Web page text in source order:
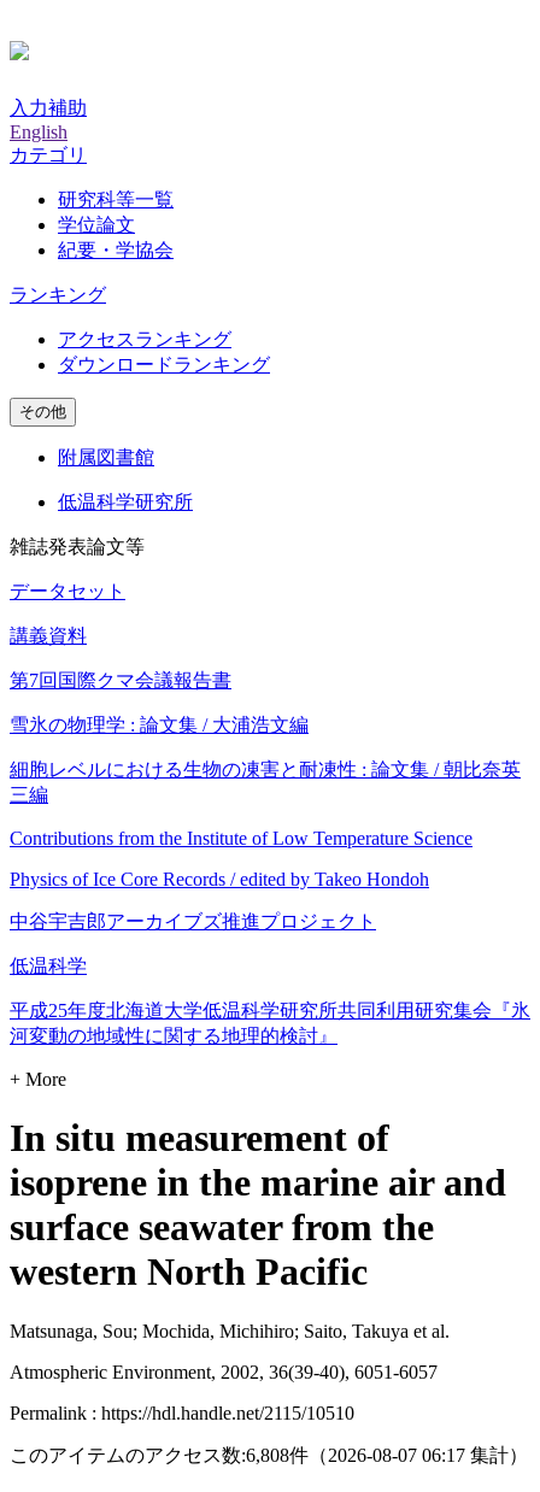
入力補助
English
カテゴリ
研究科等一覧
学位論文
紀要・学協会
ランキング
アクセスランキング
ダウンロードランキング
その他
附属図書館
低温科学研究所
雑誌発表論文等
データセット
講義資料
第7回国際クマ会議報告書
雪氷の物理学 : 論文集 / 大浦浩文編
細胞レベルにおける生物の凍害と耐凍性 : 論文集 / 朝比奈英
三編
Contributions from the Institute of Low Temperature Science
Physics of Ice Core Records / edited by Takeo Hondoh
中谷宇吉郎アーカイブズ推進プロジェクト
低温科学
平成25年度北海道大学低温科学研究所共同利用研究集会『氷
河変動の地域性に関する地理的検討』
+ More
In situ measurement of
isoprene in the marine air and
surface seawater from the
western North Pacific
Matsunaga, Sou; Mochida, Michihiro; Saito, Takuya et al.
Atmospheric Environment, 2002, 36(39-40), 6051-6057
Permalink : https://hdl.handle.net/2115/10510
このアイテムのアクセス数:6,808件 （2026-08-07 06:17 集計）